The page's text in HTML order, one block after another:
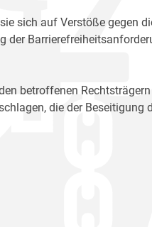
sich auf Verstöße gegen
der
betroffenen Rechtsträgern
die der Beseitigung